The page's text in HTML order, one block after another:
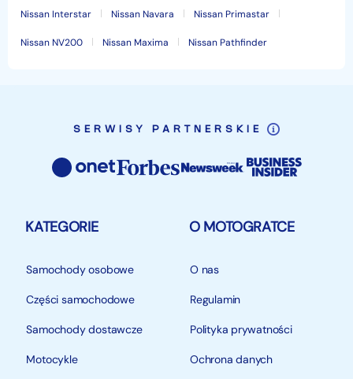
Nissan Interstar Nissan Navara Nissan Primastar
Nissan NV200 Nissan Maxima Nissan Pathfinder
SERWISY PARTNERSKIE
KATEGORIE
Samochody osobowe
Części samochodowe
Samochody dostawcze
Motocykle
O MOTOGRATCE
O nas
Regulamin
Polityka prywatności
Ochrona danych